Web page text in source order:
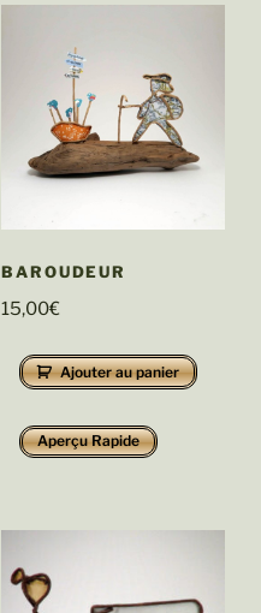
BAROUDEUR
15,00€
Ajouter au panier
Aperçu Rapide